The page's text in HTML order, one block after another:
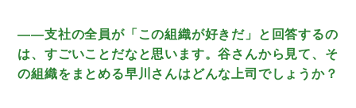
――支社の全員が「この組織が好きだ」と回答するの
は、すごいことだなと思います。谷さんから見て、そ
の組織をまとめる早川さんはどんな上司でしょうか？